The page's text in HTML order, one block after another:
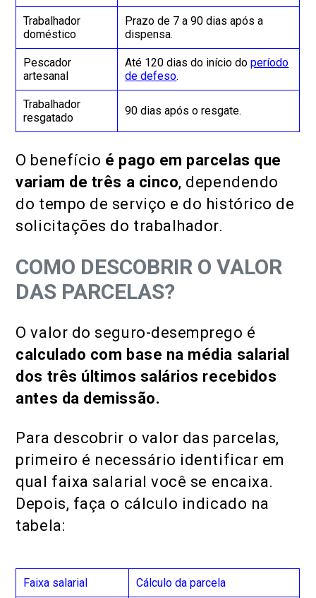
Trabalhador
doméstico
Prazo de 7 a 90 dias após a
dispensa.
Pescador
artesanal
Até 120 dias do início doperíodo
de defeso.
Trabalhador
resgatado
90 dias após o resgate.
O benefício é pago em parcelas que
variam de três a cinco, dependendo
do tempo de serviço e do histórico de
solicitações do trabalhador.
COMO DESCOBRIR O VALOR
DAS PARCELAS?
O valor do seguro-desemprego é
calculado com base na média salarial
dos três últimos salários recebidos
antes da demissão.
Para descobrir o valor das parcelas,
primeiro é necessário identificar em
qual faixa salarial você se encaixa.
Depois, faça o cálculo indicado na
tabela:
Faixa salarial Cálculo da parcela